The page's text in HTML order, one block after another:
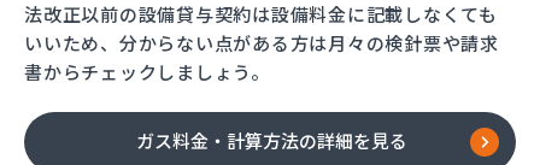
法改正以前の設備貸与契約は設備料金に記載しなくても
いいため、分からない点がある方は月々の検針票や請求
書からチェックしましょう。
ガス料金・計算方法の詳細を見る